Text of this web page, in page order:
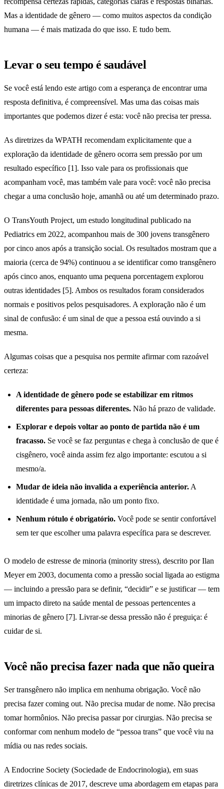
Mas a identidade de gênero — como muitos aspectos da condição
humana — é mais matizada do que isso. E tudo bem.
Levar o seu tempo é saudável
Se você está lendo este artigo com a esperança de encontrar uma
resposta definitiva, é compreensível. Mas uma das coisas mais
importantes que podemos dizer é esta: você não precisa ter pressa.
As diretrizes da WPATH recomendam explicitamente que a
exploração da identidade de gênero ocorra sem pressão por um
resultado específico [1]. Isso vale para os profissionais que
acompanham você, mas também vale para você: você não precisa
chegar a uma conclusão hoje, amanhã ou até um determinado prazo.
O TransYouth Project, um estudo longitudinal publicado na
Pediatrics em 2022, acompanhou mais de 300 jovens transgênero
por cinco anos após a transição social. Os resultados mostram que a
maioria (cerca de 94%) continuou a se identificar como transgênero
após cinco anos, enquanto uma pequena porcentagem explorou
outras identidades [5]. Ambos os resultados foram considerados
normais e positivos pelos pesquisadores. A exploração não é um
sinal de confusão: é um sinal de que a pessoa está ouvindo a si
mesma.
Algumas coisas que a pesquisa nos permite afirmar com razoável
certeza:
A identidade de gênero pode se estabilizar em ritmos
diferentes para pessoas diferentes. Não há prazo de validade.
Explorar e depois voltar ao ponto de partida não é um
fracasso. Se você se faz perguntas e chega à conclusão de que é
cisgênero, você ainda assim fez algo importante: escutou a si
mesmo/a.
Mudar de ideia não invalida a experiência anterior. A
identidade é uma jornada, não um ponto fixo.
Nenhum rótulo é obrigatório. Você pode se sentir confortável
sem ter que escolher uma palavra específica para se descrever.
O modelo de estresse de minoria (minority stress), descrito por Ilan
Meyer em 2003, documenta como a pressão social ligada ao estigma
— incluindo a pressão para se definir, “decidir” e se justificar — tem
um impacto direto na saúde mental de pessoas pertencentes a
minorias de gênero [7]. Livrar-se dessa pressão não é preguiça: é
cuidar de si.
Você não precisa fazer nada que não queira
Ser transgênero não implica em nenhuma obrigação. Você não
precisa fazer coming out. Não precisa mudar de nome. Não precisa
tomar hormônios. Não precisa passar por cirurgias. Não precisa se
conformar com nenhum modelo de “pessoa trans” que você viu na
mídia ou nas redes sociais.
A Endocrine Society (Sociedade de Endocrinologia), em suas
diretrizes clínicas de 2017, descreve uma abordagem em etapas para